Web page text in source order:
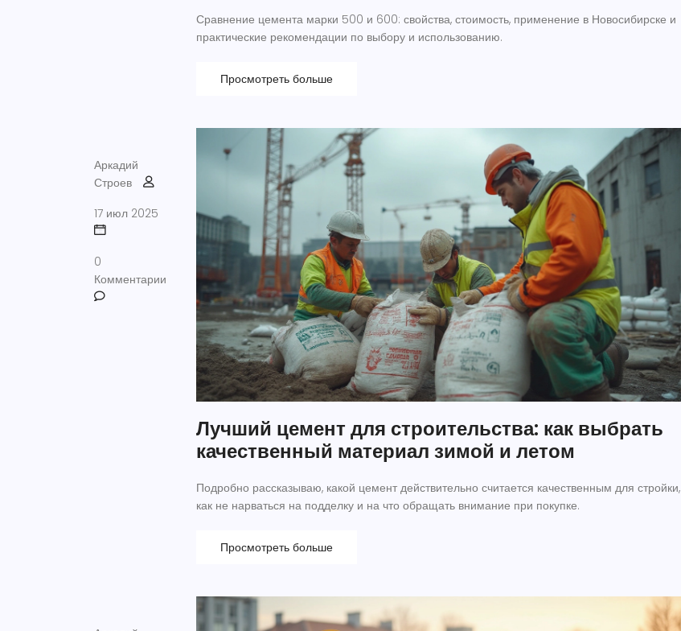
Сравнение цемента марки 500 и 600: свойства, стоимость, применение в Новосибирске и
практические рекомендации по выбору и использованию.
Просмотреть больше
Аркадий
Строев
17 июл 2025
0
Комментарии
Лучший цемент для строительства: как выбрать
качественный материал зимой и летом
Подробно рассказываю, какой цемент действительно считается качественным для стройки,
как не нарваться на подделку и на что обращать внимание при покупке.
Просмотреть больше